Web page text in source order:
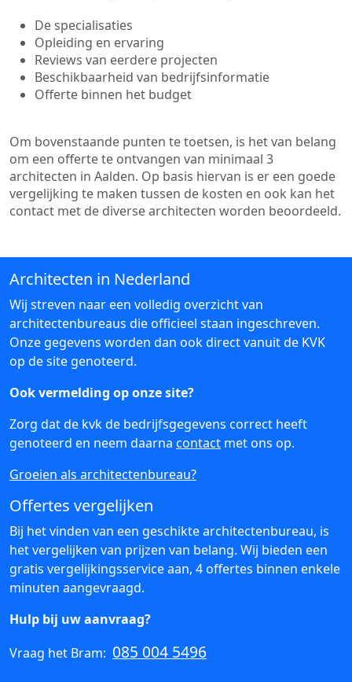
De specialisaties
Opleiding en ervaring
Reviews van eerdere projecten
Beschikbaarheid van bedrijfsinformatie
Offerte binnen het budget
Om bovenstaande punten te toetsen, is het van belang
om een offerte te ontvangen van minimaal 3
architecten in Aalden. Op basis hiervan is er een goede
vergelijking te maken tussen de kosten en ook kan het
contact met de diverse architecten worden beoordeeld.
Architecten in Nederland
Wij streven naar een volledig overzicht van
architectenbureaus die officieel staan ingeschreven.
Onze gegevens worden dan ook direct vanuit de KVK
op de site genoteerd.
Ook vermelding op onze site?
Zorg dat de kvk de bedrijfsgegevens correct heeft
genoteerd en neem daarna contact met ons op.
Groeien als architectenbureau?
Offertes vergelijken
Bij het vinden van een geschikte architectenbureau, is
het vergelijken van prijzen van belang. Wij bieden een
gratis vergelijkingsservice aan, 4 offertes binnen enkele
minuten aangevraagd.
Hulp bij uw aanvraag?
Vraag het Bram: 085 004 5496